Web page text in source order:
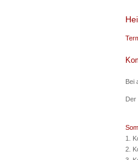
Bei
Der
1.
2.